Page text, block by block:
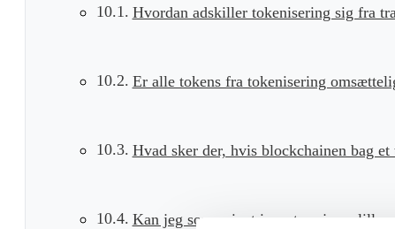
Hvordan adskiller tokenisering sig fra
Er alle tokens fra tokenisering
Hvad sker der, hvis blockchainen bag
Kan jeg som privat investor eje en lille